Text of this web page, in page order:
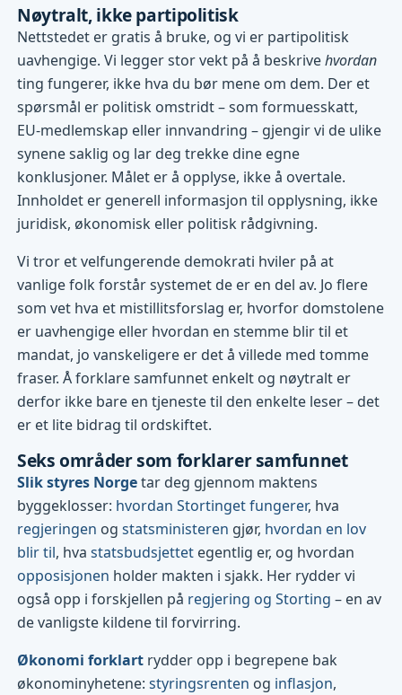
Nøytralt, ikke partipolitisk
Nettstedet er gratis å bruke, og vi er partipolitisk
uavhengige. Vi legger stor vekt på å beskrivehvordan
ting fungerer, ikke hva du bør mene om dem. Der et
spørsmål er politisk omstridt – som formuesskatt,
EU-medlemskap eller innvandring – gjengir vi de ulike
synene saklig og lar deg trekke dine egne
konklusjoner. Målet er å opplyse, ikke å overtale.
Innholdet er generell informasjon til opplysning, ikke
juridisk, økonomisk eller politisk rådgivning.
Vi tror et velfungerende demokrati hviler på at
vanlige folk forstår systemet de er en del av. Jo flere
som vet hva et mistillitsforslag er, hvorfor domstolene
er uavhengige eller hvordan en stemme blir til et
mandat, jo vanskeligere er det å villede med tomme
fraser. Å forklare samfunnet enkelt og nøytralt er
derfor ikke bare en tjeneste til den enkelte leser – det
er et lite bidrag til ordskiftet.
Seks områder som forklarer samfunnet
Slik styres Norgetar deg gjennom maktens
byggeklosser: hvordan Stortinget fungerer, hva
regjeringen ogstatsministeren gjør, hvordan en lov
blir til, hvastatsbudsjettet egentlig er, og hvordan
opposisjonen holder makten i sjakk. Her rydder vi
også opp i forskjellen på regjering og Storting – en av
de vanligste kildene til forvirring.
Økonomi forklart rydder opp i begrepene bak
økonominyhetene:styringsrenten og inflasjon,